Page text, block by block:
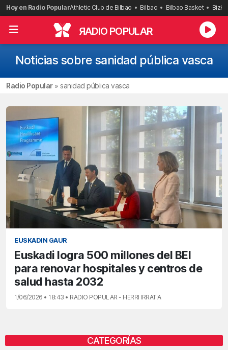
Saltar
al
contenido
Hoy en Radio PopularAthletic Club de Bilbao Bilbao Bilbao Basket
RADIO POPULAR
Noticias sobre sanidad pública vasca
Radio Popular» sanidad pública vasca
EUSKADIN GAUR
Euskadi logra 500 millones del BEI
para renovar hospitales y centros de
salud hasta 2032
1/06/2026 • 18:43 • RADIO POPULAR - HERRI IRRATIA
CATEGORÍAS